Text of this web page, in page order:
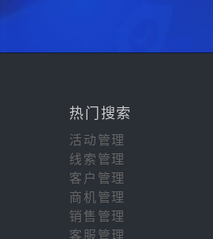
热门搜索
活动管理
线索管理
客户管理
商机管理
销售管理
客服管理